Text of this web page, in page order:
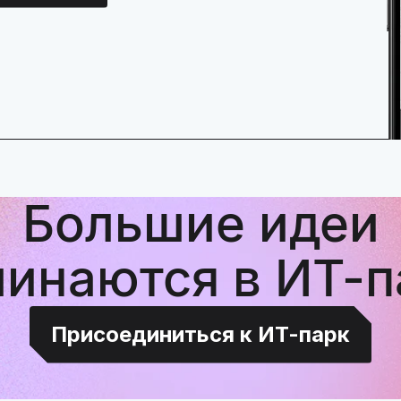
Большие идеи
в ИТ-
Присоединиться к ИТ-парк